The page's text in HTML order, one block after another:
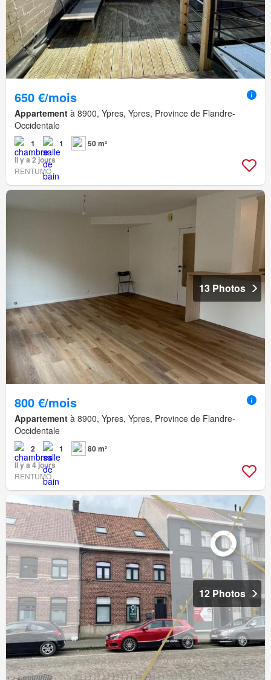
650 €/mois
Appartement à 8900, Ypres, Ypres, Province de Flandre-
Occidentale
1 1
50 m²
Il y a 2 jours
RENTUMO
13 Photos
800 €/mois
Appartement à 8900, Ypres, Ypres, Province de Flandre-
Occidentale
2 1
80 m²
Il y a 4 jours
RENTUMO
12 Photos